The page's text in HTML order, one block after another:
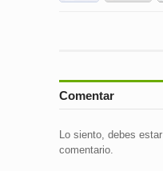
Comentar
Lo siento, debes estar
comentario.